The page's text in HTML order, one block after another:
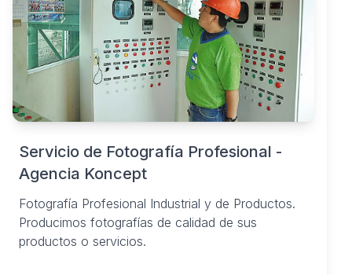
Servicio de Fotografía Profesional -
Agencia Koncept
Fotografía Profesional Industrial y de Productos.
Producimos fotografías de calidad de sus
productos o servicios.